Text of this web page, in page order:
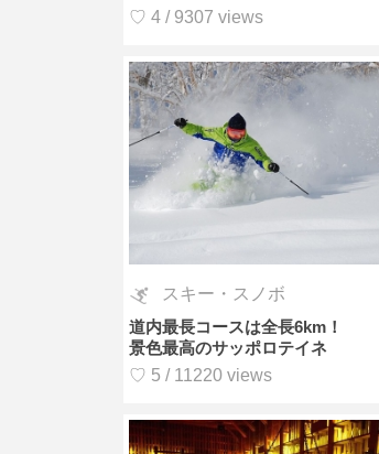
♡ 4 / 9307 views
スキー・スノボ
道内最長コースは全長6km！
景色最高のサッポロテイネ
♡ 5 / 11220 views